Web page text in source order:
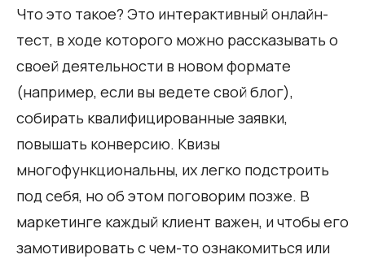
Что это такое? Это интерактивный онлайн-
тест, в ходе которого можно рассказывать о
своей деятельности в новом формате
(например, если вы ведете свой блог),
собирать квалифицированные заявки,
повышать конверсию. Квизы
многофункциональны, их легко подстроить
под себя, но об этом поговорим позже. В
маркетинге каждый клиент важен, и чтобы его
замотивировать с чем-то ознакомиться или